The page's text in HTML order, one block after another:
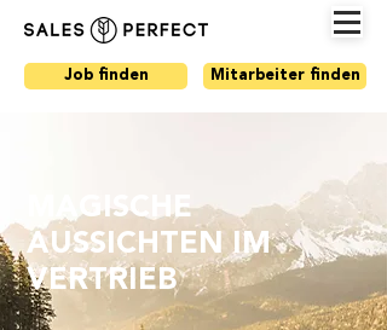
Job finden Mitarbeiter finden
MAGISCHE
AUSSICHTEN IM
VERTRIEB